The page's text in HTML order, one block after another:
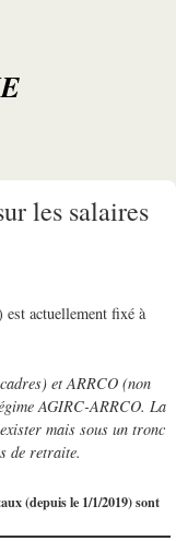
les salaires
actuellement fixé à
et ARRCO (non
AGIRC-ARRCO. La
mais sous un tronc
de retraite.
(depuis le 1/1/2019) sont